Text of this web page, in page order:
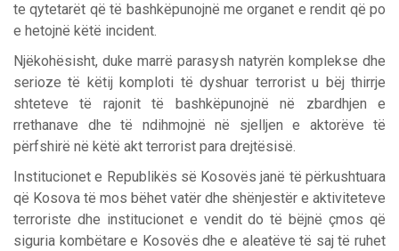
te qytetarët që të bashkëpunojnë me organet e rendit që po
e hetojnë këtë incident.
Njëkohësisht, duke marrë parasysh natyrën komplekse dhe
serioze të këtij komploti të dyshuar terrorist u bëj thirrje
shteteve të rajonit të bashkëpunojnë në zbardhjen e
rrethanave dhe të ndihmojnë në sjelljen e aktorëve të
përfshirë në këtë akt terrorist para drejtësisë.
Institucionet e Republikës së Kosovës janë të përkushtuara
që Kosova të mos bëhet vatër dhe shënjestër e aktiviteteve
terroriste dhe institucionet e vendit do të bëjnë çmos që
siguria kombëtare e Kosovës dhe e aleatëve të saj të ruhet